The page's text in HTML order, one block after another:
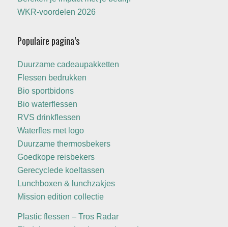
WKR-voordelen 2026
Populaire pagina’s
Duurzame cadeaupakketten
Flessen bedrukken
Bio sportbidons
Bio waterflessen
RVS drinkflessen
Waterfles met logo
Duurzame thermosbekers
Goedkope reisbekers
Gerecyclede koeltassen
Lunchboxen & lunchzakjes
Mission edition collectie
Plastic flessen – Tros Radar